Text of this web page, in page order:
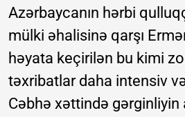
Azərbaycanın hərbi
mülki əhalisinə qarşı
həyata keçirilən bu kimi
təxribatlar daha intensiv
Cəbhə xəttində gərginliyin